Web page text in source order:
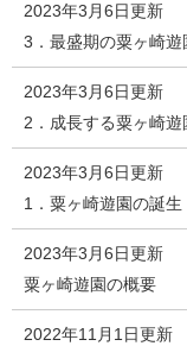
2023年3月6日更新
3．最盛期の粟ヶ崎遊
2023年3月6日更新
2．成長する粟ヶ崎遊
2023年3月6日更新
1．粟ヶ崎遊園の誕生
2023年3月6日更新
粟ヶ崎遊園の概要
2022年11月1日更新